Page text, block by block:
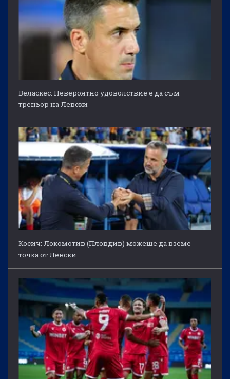
Веласкес: Невероятно удоволствие е да съм
треньор на Левски
Косич: Локомотив (Пловдив) можеше да вземе
точка от Левски